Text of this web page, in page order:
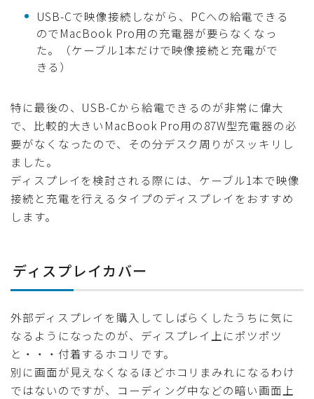
USB-Cで映像接続しながら、PCへの給電できる
のでMacBook Pro用の充電器が要らなくなっ
た。（ケーブル1本だけで映像接続と充電がで
きる）
特に最後の、USB-Cから給電できるのが非常に偉大
で、比較的大きいMacBook Pro用の87W型充電器の必
要がなくなったので、その分デスク周りがスッキリし
ました。
ディスプレイを検討される際には、ケーブル1本で映像
接続と充電を行えるタイプのディスプレイをおすすめ
します。
ディスプレイカバー
外部ディスプレイを購入してしばらくしたうちに気に
なるようになったのが、ディスプレイ上にポツポツ
と・・・付着するホコリです。
別に画面が見えなくなるほどホコリまみれになるわけ
ではないのですが、コーディング中などの暗い画面上